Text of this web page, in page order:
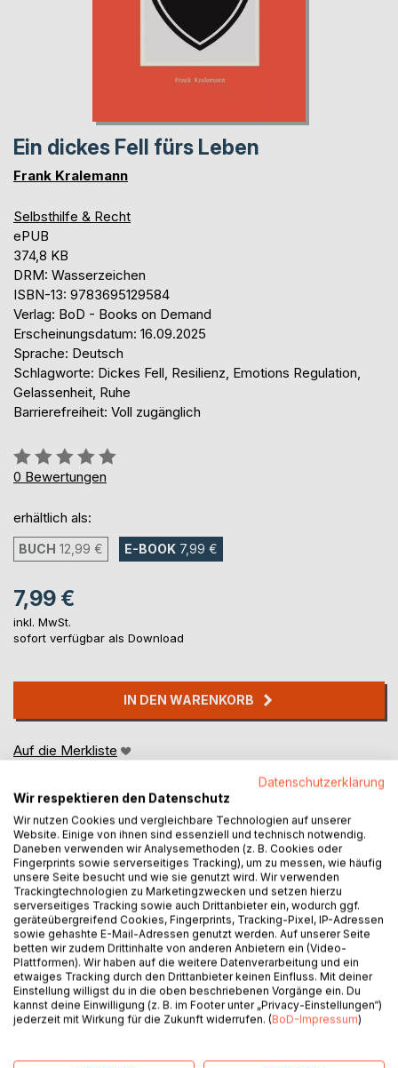
Ein dickes Fell fürs Leben
Frank Kralemann
Selbsthilfe & Recht
ePUB
374,8 KB
DRM: Wasserzeichen
ISBN-13: 9783695129584
Verlag: BoD - Books on Demand
Erscheinungsdatum: 16.09.2025
Sprache: Deutsch
Schlagworte: Dickes Fell, Resilienz, Emotions Regulation,
Gelassenheit, Ruhe
Barrierefreiheit: Voll zugänglich
Bewertung::
0%
0 Bewertungen
erhältlich als:
BUCH 12,99 € E-BOOK 7,99 €
7,99 €
inkl. MwSt.
sofort verfügbar als Download
IN DEN WARENKORB
Auf die Merkliste
BESCHREIBUNG
Ein dickes Fell zu haben bedeutet nicht, gefühllos oder
abgestumpft zu sein. Es geht nicht darum, eine emotionale
Rüstung anzulegen, die nichts mehr an Sie heranlässt. Im
Gegenteil ,wahre emotionale Stärke zeigt sich darin,
berührbar zu blei-ben und trotzdem nicht bei jedem
Datenschutzerklärung
Wir respektieren den Datenschutz
Wir nutzen Cookies und vergleichbare Technologien auf unserer
Website. Einige von ihnen sind essenziell und technisch notwendig.
Daneben verwenden wir Analysemethoden (z. B. Cookies oder
Fingerprints sowie serverseitiges Tracking), um zu messen, wie häufig
unsere Seite besucht und wie sie genutzt wird. Wir verwenden
Trackingtechnologien zu Marketingzwecken und setzen hierzu
serverseitiges Tracking sowie auch Drittanbieter ein, wodurch ggf.
geräteübergreifend Cookies, Fingerprints, Tracking-Pixel, IP-Adressen
sowie gehashte E-Mail-Adressen genutzt werden. Auf unserer Seite
betten wir zudem Drittinhalte von anderen Anbietern ein (Video-
Plattformen). Wir haben auf die weitere Datenverarbeitung und ein
etwaiges Tracking durch den Drittanbieter keinen Einfluss. Mit deiner
Einstellung willigst du in die oben beschriebenen Vorgänge ein. Du
kannst deine Einwilligung (z. B. im Footer unter „Privacy-Einstellungen“)
jederzeit mit Wirkung für die Zukunft widerrufen. (BoD-Impressum)